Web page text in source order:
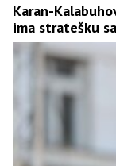
Karan-
ima stratešku